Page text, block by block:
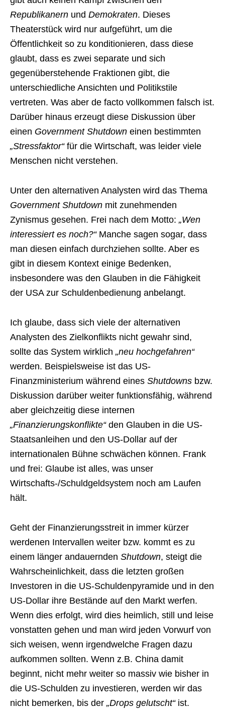
Republikanern und Demokraten. Dieses
Theaterstück wird nur aufgeführt, um die
Öffentlichkeit so zu konditionieren, dass diese
glaubt, dass es zwei separate und sich
gegenüberstehende Fraktionen gibt, die
unterschiedliche Ansichten und Politikstile
vertreten. Was aber de facto vollkommen falsch ist.
Darüber hinaus erzeugt diese Diskussion über
einen Government Shutdown einen bestimmten
„Stressfaktor“für die Wirtschaft, was leider viele
Menschen nicht verstehen.
Unter den alternativen Analysten wird das Thema
Government Shutdown mit zunehmenden
Zynismus gesehen. Frei nach dem Motto: „Wen
interessiert es noch?“Manche sagen sogar, dass
man diesen einfach durchziehen sollte. Aber es
gibt in diesem Kontext einige Bedenken,
insbesondere was den Glauben in die Fähigkeit
der USA zur Schuldenbedienung anbelangt.
Ich glaube, dass sich viele der alternativen
Analysten des Zielkonflikts nicht gewahr sind,
sollte das System wirklich „neu hochgefahren“
werden. Beispielsweise ist das US-
Finanzministerium während eines Shutdowns bzw.
Diskussion darüber weiter funktionsfähig, während
aber gleichzeitig diese internen
„Finanzierungskonflikte“den Glauben in die US-
Staatsanleihen und den US-Dollar auf der
internationalen Bühne schwächen können. Frank
und frei: Glaube ist alles, was unser
Wirtschafts-/Schuldgeldsystem noch am Laufen
hält.
Geht der Finanzierungsstreit in immer kürzer
werdenen Intervallen weiter bzw. kommt es zu
einem länger andauernden Shutdown, steigt die
Wahrscheinlichkeit, dass die letzten großen
Investoren in die US-Schuldenpyramide und in den
US-Dollar ihre Bestände auf den Markt werfen.
Wenn dies erfolgt, wird dies heimlich, still und leise
vonstatten gehen und man wird jeden Vorwurf von
sich weisen, wenn irgendwelche Fragen dazu
aufkommen sollten. Wenn z.B. China damit
beginnt, nicht mehr weiter so massiv wie bisher in
die US-Schulden zu investieren, werden wir das
nicht bemerken, bis der „Drops gelutscht“ist.